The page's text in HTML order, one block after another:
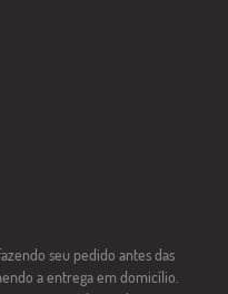
seu pedido antes das
a entrega em domicílio.